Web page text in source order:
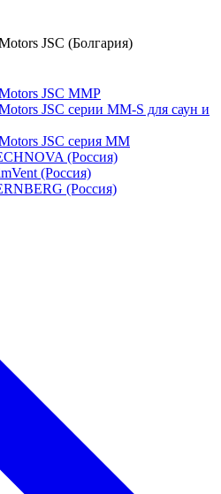
JSC (Болгария)
JSC MMP
JSC серии MM-S для саун и
JSC серия МM
(Россия)
(Россия)
(Россия)